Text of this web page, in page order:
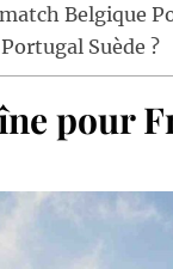
Belgique
Suède ?
pour